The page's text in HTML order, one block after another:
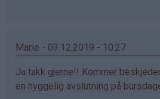
Marie - 03.12.2019 - 10:27
Ja takk gjerne!! Kommer
en hyggelig avslutning på